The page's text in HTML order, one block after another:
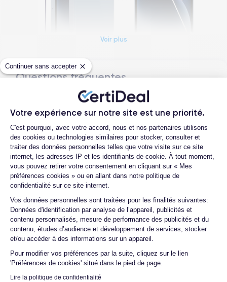
Continuer sans accepter
Votre expérience sur notre site est une priorité.
Plateforme de Gestion du
C'est pourquoi, avec votre accord, nous et nos partenaires utilisons
des cookies ou technologies similaires pour stocker, consulter et
traiter des données personnelles telles que votre visite sur ce site
internet, les adresses IP et les identifiants de cookie. À tout moment,
vous pouvez retirer votre consentement en cliquant sur « Mes
préférences cookies » ou en allant dans notre politique de
confidentialité sur ce site internet.
Vos données personnelles sont traitées pour les finalités suivantes:
Données d'identification par analyse de l’appareil, publicités et
contenu personnalisés, mesure de performance des publicités et du
contenu, études d’audience et développement de services, stocker
et/ou accéder à des informations sur un appareil.
Pour modifier vos préférences par la suite, cliquez sur le lien
'Préférences de cookies' situé dans le pied de page.
Lire la politique de confidentialité
Axeptio consent
Dimensions et poids iPhone 14
7/09/2022
Système exploitation
iOS (iOS 26)
Dimensions
146.7×71.5×7.8 mm
Poids
172 g
Écran
OLED 6.1 pouces
Résolution écran
2532 x 1170 pixels
RAM
6 Go
Memoire interne
128,256 ,512 Go
Nom de la puce
Puce A15 Bionic
Nombre de cœurs
6
Nom GPU Fréq. processeur
Voir plus
Questions fréquentes
Comment activer une eSIM ?
Quelle est la différence entre une Carte
SIM et une eSIM ?
Quelle est la différence entre un iPhone
14 d'occasion et un iPhone 14
reconditionné ?
Quelle est la durée de vie d'un iPhone 14
Proposez-vous une assurance en cas de
casse due à des chocs ou à des chutes ?
Quelles sont les options disponibles sur
les batteries ?
Quels sont les accessoires inclus dans la